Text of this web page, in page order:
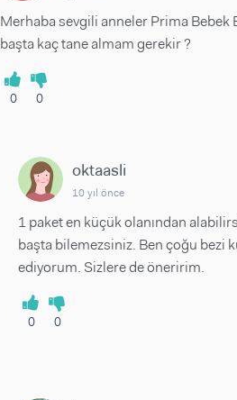
Merhaba sevgili anneler Prima
başta kaç tane almam gerekir ?
0 0
oktaasli
10 yıl önce
1 paket en küçük olanından
başta bilemezsiniz. Ben çoğu bezi
ediyorum. Sizlere de öneririm.
0 0